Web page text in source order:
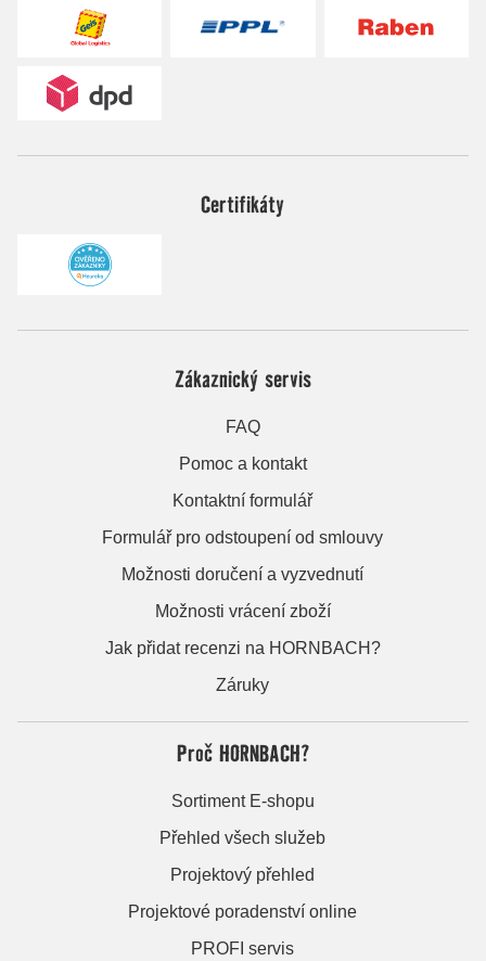
Certifikáty
Zákaznický servis
FAQ
Pomoc a kontakt
Kontaktní formulář
Formulář pro odstoupení od smlouvy
Možnosti doručení a vyzvednutí
Možnosti vrácení zboží
Jak přidat recenzi na HORNBACH?
Záruky
Proč HORNBACH?
Sortiment E-shopu
Přehled všech služeb
Projektový přehled
Projektové poradenství online
PROFI servis